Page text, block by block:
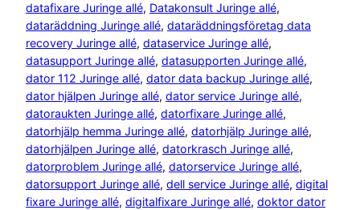
datafixare Juringe allé, Datakonsult Juringe allé
dataräddning Juringe allé, dataräddningsföretag data
recovery Juringe allé, dataservice Juringe allé
datasupport Juringe allé, datasupporten Juringe allé
dator 112 Juringe allé, dator data backup Juringe allé
dator hjälpen Juringe allé, dator service Juringe allé
datoraukten Juringe allé, datorfixare Juringe allé
datorhjälp hemma Juringe allé, datorhjälp Juringe allé
datorhjälpen Juringe allé, datorkrasch Juringe allé
datorproblem Juringe allé, datorservice Juringe allé
datorsupport Juringe allé, dell service Juringe allé, digital
fixare Juringe allé, digitalfixare Juringe allé, doktor dator